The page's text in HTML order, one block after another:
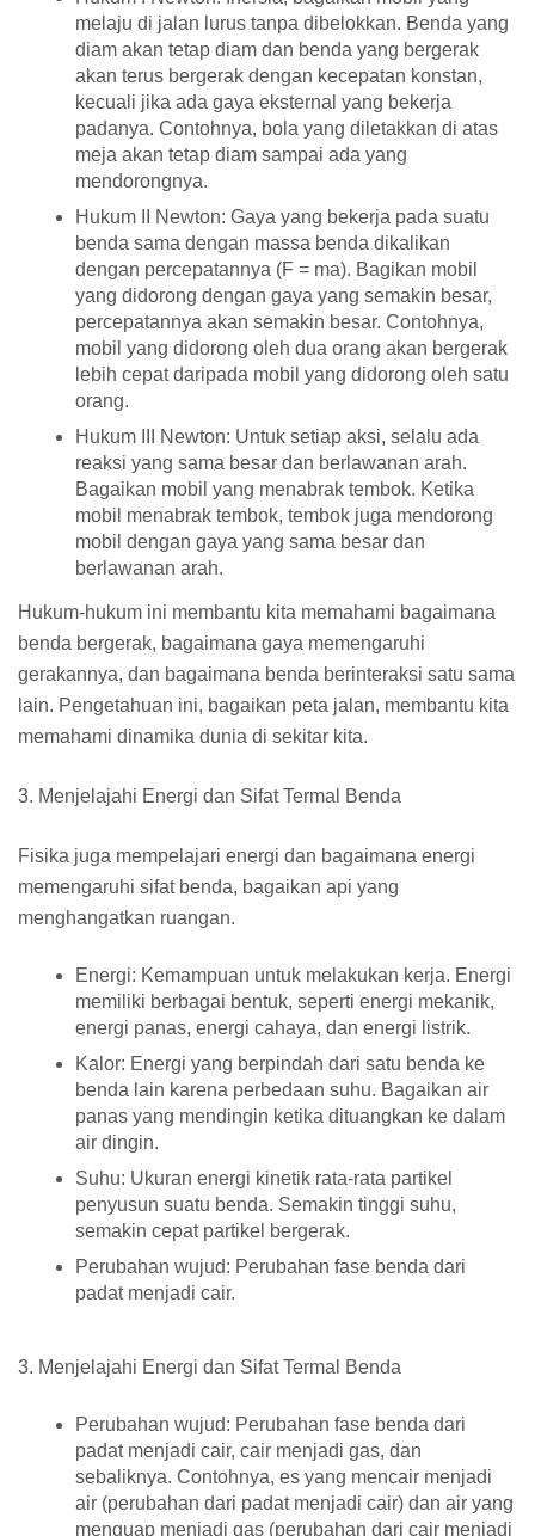
melaju di jalan lurus tanpa dibelokkan. Benda yang
diam akan tetap diam dan benda yang bergerak
akan terus bergerak dengan kecepatan konstan,
kecuali jika ada gaya eksternal yang bekerja
padanya. Contohnya, bola yang diletakkan di atas
meja akan tetap diam sampai ada yang
mendorongnya.
Hukum II Newton: Gaya yang bekerja pada suatu
benda sama dengan massa benda dikalikan
dengan percepatannya (F = ma). Bagikan mobil
yang didorong dengan gaya yang semakin besar,
percepatannya akan semakin besar. Contohnya,
mobil yang didorong oleh dua orang akan bergerak
lebih cepat daripada mobil yang didorong oleh satu
orang.
Hukum III Newton: Untuk setiap aksi, selalu ada
reaksi yang sama besar dan berlawanan arah.
Bagaikan mobil yang menabrak tembok. Ketika
mobil menabrak tembok, tembok juga mendorong
mobil dengan gaya yang sama besar dan
berlawanan arah.
Hukum-hukum ini membantu kita memahami bagaimana
benda bergerak, bagaimana gaya memengaruhi
gerakannya, dan bagaimana benda berinteraksi satu sama
lain. Pengetahuan ini, bagaikan peta jalan, membantu kita
memahami dinamika dunia di sekitar kita.
3. Menjelajahi Energi dan Sifat Termal Benda
Fisika juga mempelajari energi dan bagaimana energi
memengaruhi sifat benda, bagaikan api yang
menghangatkan ruangan.
Energi: Kemampuan untuk melakukan kerja. Energi
memiliki berbagai bentuk, seperti energi mekanik,
energi panas, energi cahaya, dan energi listrik.
Kalor: Energi yang berpindah dari satu benda ke
benda lain karena perbedaan suhu. Bagaikan air
panas yang mendingin ketika dituangkan ke dalam
air dingin.
Suhu: Ukuran energi kinetik rata-rata partikel
penyusun suatu benda. Semakin tinggi suhu,
semakin cepat partikel bergerak.
Perubahan wujud: Perubahan fase benda dari
padat menjadi cair.
3. Menjelajahi Energi dan Sifat Termal Benda
Perubahan wujud: Perubahan fase benda dari
padat menjadi cair, cair menjadi gas, dan
sebaliknya. Contohnya, es yang mencair menjadi
air (perubahan dari padat menjadi cair) dan air yang
menguap menjadi gas (perubahan dari cair menjadi